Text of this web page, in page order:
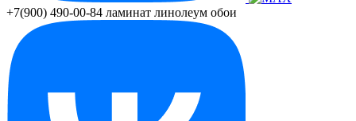
+7(900) 490-00-84 ламинат линолеум обои